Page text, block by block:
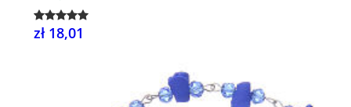
zł 18,01